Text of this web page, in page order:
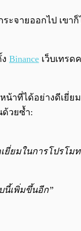
ะจายออกไป เข
Binance เว็บเทร
น้าที่ได้อย่างดีเยี่
ด้วยซ้ำ:
ยี่ยมในการโปรโ
นี้เพิ่มขึ้นอีก”